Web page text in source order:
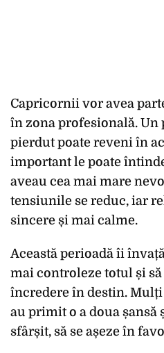
Capricornii vor avea
în zona profesională. Un
pierdut poate reveni în
important le poate
aveau cea mai mare
tensiunile se reduc, iar
sincere și mai calme.
Această perioadă îi
mai controleze totul și
încredere în destin.
au primit o a doua șansă
sfârșit, să se așeze în